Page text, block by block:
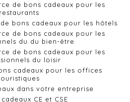
de bons cadeaux pour les
restaurants
bons cadeaux pour les hôtels
de bons cadeaux pour les
du du bien-être
de bons cadeaux pour les
du loisir
cadeaux pour les offices
dans votre entreprise
CE et CSE